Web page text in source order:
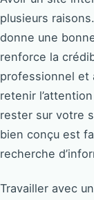
plusieurs
donne une
renforce la
professionnel et
retenir
rester sur votre
bien conçu est
recherche
Travailler avec